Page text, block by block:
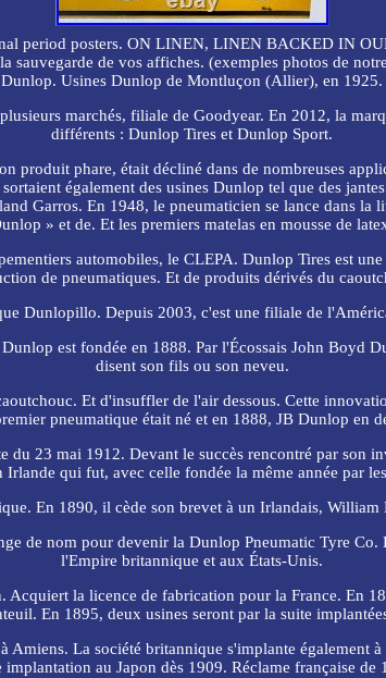
period posters. ON LINEN, LINEN BACKED IN
sauvegarde de vos affiches. (exemples photos de
Dunlop. Usines Dunlop de Montluçon (Allier), en 1925.
marchés, filiale de Goodyear. En 2012, la
différents : Dunlop Tires et Dunlop Sport.
produit phare, était décliné dans de nombreuses
également des usines Dunlop tel que des
Garros. En 1948, le pneumaticien se lance dans
» et de. Et les premiers matelas en mousse de
automobiles, le CLEPA. Dunlop Tires est
de pneumatiques. Et de produits dérivés du
Dunlopillo. Depuis 2003, c'est une filiale de
est fondée en 1888. Par l'Écossais John Boyd
disent son fils ou son neveu.
Et d'insuffler de l'air dessous. Cette
pneumatique était né et en 1888, JB Dunlop en
du 23 mai 1912. Devant le succès rencontré par son
Irlande qui fut, avec celle fondée la même année par
En 1890, il cède son brevet à un Irlandais,
de nom pour devenir la Dunlop Pneumatic Tyre Co.
l'Empire britannique et aux États-Unis.
la licence de fabrication pour la France. En
En 1895, deux usines seront par la suite
Amiens. La société britannique s'implante également
implantation au Japon dès 1909. Réclame française